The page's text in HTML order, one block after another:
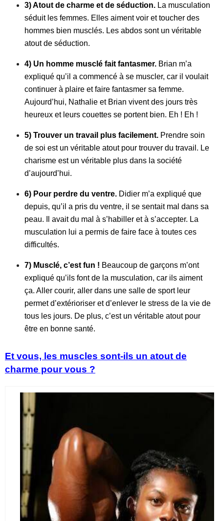
3) Atout de charme et de séduction. La musculation
séduit les femmes. Elles aiment voir et toucher des
hommes bien musclés. Les abdos sont un véritable
atout de séduction.
4) Un homme musclé fait fantasmer. Brian m’a
expliqué qu’il a commencé à se muscler, car il voulait
continuer à plaire et faire fantasmer sa femme.
Aujourd’hui, Nathalie et Brian vivent des jours très
heureux et leurs couettes se portent bien. Eh ! Eh !
5) Trouver un travail plus facilement. Prendre soin
de soi est un véritable atout pour trouver du travail. Le
charisme est un véritable plus dans la société
d’aujourd’hui.
6) Pour perdre du ventre. Didier m’a expliqué que
depuis, qu’il a pris du ventre, il se sentait mal dans sa
peau. Il avait du mal à s’habiller et à s’accepter. La
musculation lui a permis de faire face à toutes ces
difficultés.
7) Musclé, c’est fun ! Beaucoup de garçons m’ont
expliqué qu’ils font de la musculation, car ils aiment
ça. Aller courir, aller dans une salle de sport leur
permet d’extérioriser et d’enlever le stress de la vie de
tous les jours. De plus, c’est un véritable atout pour
être en bonne santé.
Et vous, les muscles sont-ils un atout de
charme pour vous ?